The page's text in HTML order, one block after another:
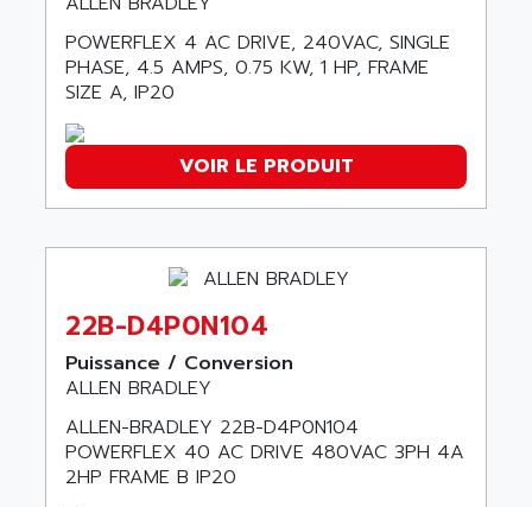
SMC 600
SMC50 / SMC600
SMC 25 et SMC 35
SMC25
SMC
PB80
PB400
WS SERIES
PB200
TSX COMPACT
984 SERIE
SIMODRIVE
TSX21
C350
AC AUTOMATION
AC SMARTMOTION
ACBEL
ACCU
ACCUCELL
ACCU-SORT SYSTEMS
ACCUTRONICS
ACDC
POWERFLEX 4 AC DRIVE, 240VAC, SINGLE
PHASE, 4.5 AMPS, 0.75 KW, 1 HP, FRAME
SIZE A, IP20
VOIR LE PRODUIT
22B-D4P0N104
Puissance / Conversion
ALLEN BRADLEY
ALLEN-BRADLEY 22B-D4P0N104
POWERFLEX 40 AC DRIVE 480VAC 3PH 4A
2HP FRAME B IP20